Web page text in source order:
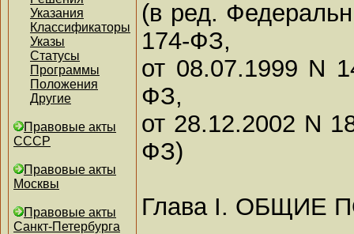
Указания
Классификаторы
Указы
Статусы
Программы
Положения
Другие
Правовые акты
СССР
Правовые акты
Москвы
Правовые акты
Санкт-Петербурга
(в ред.
174-ФЗ,
от 08.07.1999 N
ФЗ,
от 28.12.2002 N
ФЗ)
Глава I. ОБЩИЕ